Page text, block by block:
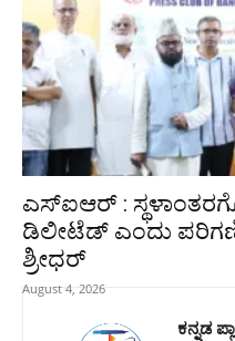
ಎಸ್‌ಐಆರ್ :
ಡಿಲೀಟೆಡ್ ಎಂದು
ಶ್ರೀಧರ್
August 4, 2026
ಕನ್ನಡ